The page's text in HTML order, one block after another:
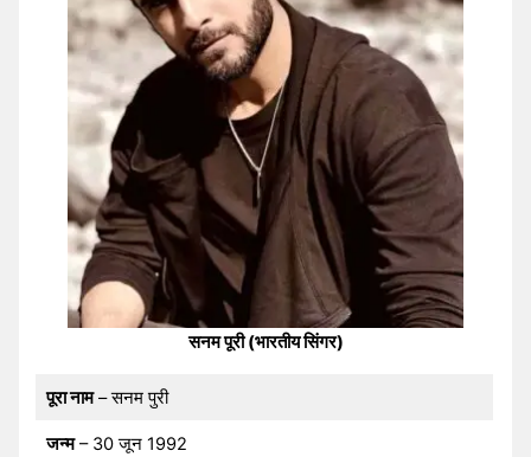
सनम पूरी (भारतीय सिंगर)
पूरा नाम– सनम पुरी
जन्म– 30 जून 1992